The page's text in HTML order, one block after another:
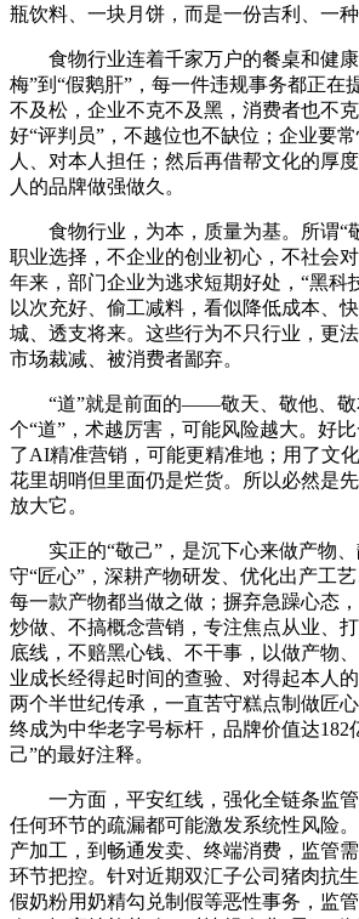
瓶饮料、一块月饼，而是一份吉利、一种
食物行业连着千家万户的餐桌和健康
梅”到“假鹅肝”，每一件违规事务都正在
不及松，企业不克不及黑，消费者也不
好“评判员”，不越位也不缺位；企业要
人、对本人担任；然后再借帮文化的厚
人的品牌做强做久。
食物行业，为本，质量为基。所谓“
职业选择，不企业的创业初心，不社会
年来，部门企业为逃求短期好处，“黑科
以次充好、偷工减料，看似降低成本、
城、透支将来。这些行为不只行业，更
市场裁减、被消费者鄙弃。
“道”就是前面的——敬天、敬他、敬
个“道”，术越厉害，可能风险越大。好
了AI精准营销，可能更精准地；用了文
花里胡哨但里面仍是烂货。所以必然是
放大它。
实正的“敬己”，是沉下心来做产物、
守“匠心”，深耕产物研发、优化出产工
每一款产物都当做之做；摒弃急躁心态
炒做、不搞概念营销，专注焦点从业、
底线，不赔黑心钱、不干事，以做产物
业成长经得起时间的查验、对得起本人
两个半世纪传承，一直苦守糕点制做匠
终成为中华老字号标杆，品牌价值达182
己”的最好注释。
一方面，平安红线，强化全链条监管
任何环节的疏漏都可能激发系统性风险
产加工，到畅通发卖、终端消费，监管
环节把控。针对近期双汇子公司猪肉抗生
假奶粉用奶精勾兑制假等恶性事务，监